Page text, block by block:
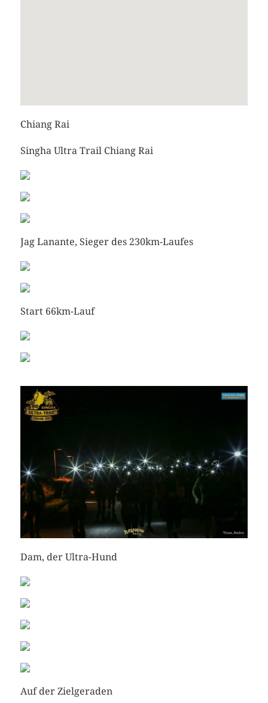
Chiang Rai
Singha Ultra Trail Chiang Rai
Jag Lanante, Sieger des 230km-Laufes
Start 66km-Lauf
Dam, der Ultra-Hund
Auf der Zielgeraden